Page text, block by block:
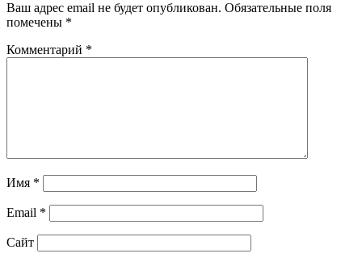
Ваш адрес email не будет опубликован. Обязательные поля
помечены *
Комментарий *
Имя *
Email *
Сайт